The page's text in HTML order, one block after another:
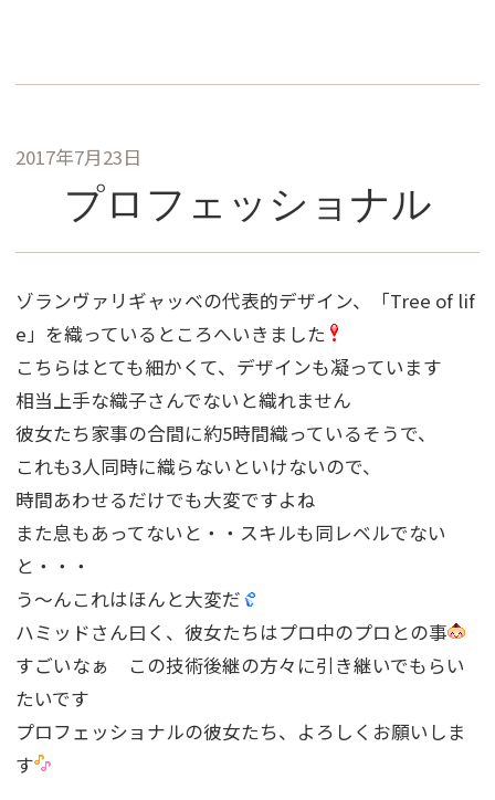
2017年7月23日
プロフェッショナル
ゾランヴァリギャッベの代表的デザイン、「Tree of lif
e」を織っているところへいきました
こちらはとても細かくて、デザインも凝っています
相当上手な織子さんでないと織れません
彼女たち家事の合間に約5時間織っているそうで、
これも3人同時に織らないといけないので、
時間あわせるだけでも大変ですよね
また息もあってないと・・スキルも同レベルでない
と・・・
う〜んこれはほんと大変だ
ハミッドさん曰く、彼女たちはプロ中のプロとの事
すごいなぁ この技術後継の方々に引き継いでもらい
たいです
プロフェッショナルの彼女たち、よろしくお願いしま
す